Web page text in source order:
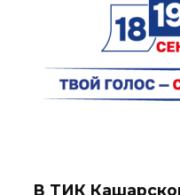
В ТИК